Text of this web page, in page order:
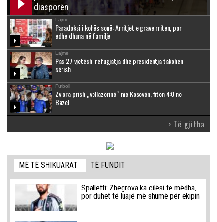
diasporën
Lajme
Paradoksi i kohës sonë: Arritjet e grave rriten, por
edhe dhuna në familje
Lajme
Pas 27 vjetësh: refugjatja dhe presidentja takohen
sërish
Futboll
Zvicra prish „vëllazërinë“ me Kosovën, fiton 4:0 në
Bazel
> Të gjitha
MË TË SHIKUARAT TË FUNDIT
Spalletti: Zhegrova ka cilësi të mëdha,
por duhet të luajë më shumë për ekipin